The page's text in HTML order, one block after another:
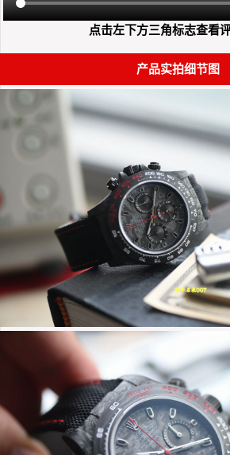
点击左下方三角标志查看
产品实拍细节图